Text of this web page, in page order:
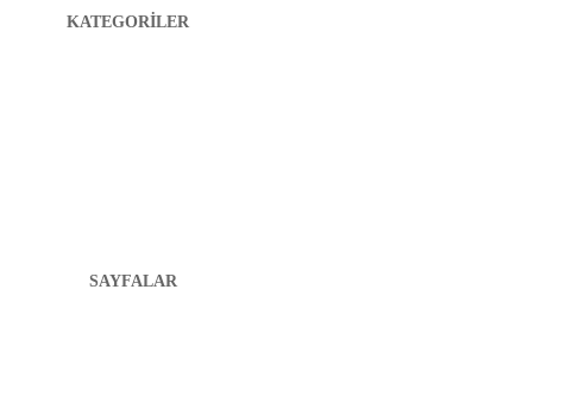
KATEGORİLER
SAYFALAR